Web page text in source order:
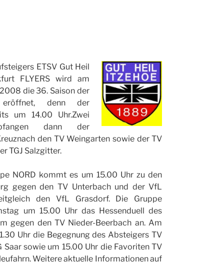
ETSV Gut Heil
FLYERS wird am
die 36. Saison der
eröffnet, denn der
um 14.00 Uhr.Zwei
dann der
den TV Weingarten sowie der TV
TGJ Salzgitter.
NORD kommt es um 15.00 Uhr zu den
gegen den TV Unterbach und der VfL
den VfL Grasdorf. Die Gruppe
um 15.00 Uhr das Hessenduell des
gegen den TV Nieder-Beerbach an. Am
Uhr die Begegnung des Absteigers TV
Saar sowie um 15.00 Uhr die Favoriten TV
Weitere aktuelle Informationen auf